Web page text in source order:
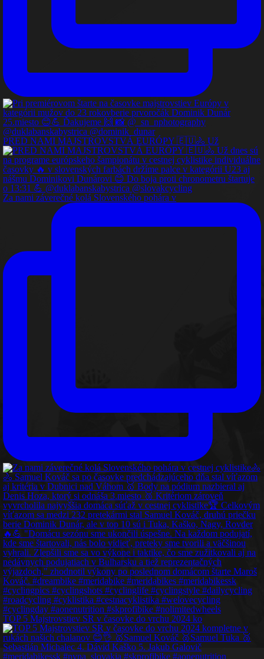
PRED NAMI MAJSTROVSTVÁ EURÓPY 🇪🇺🚴 Už
Za nami záverečné kolá Slovenského pohára v
TOP 5 Majstrovstiev SR v časovke do vrchu 2024 ko